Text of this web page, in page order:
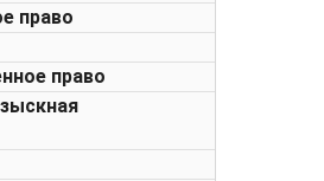
право
право